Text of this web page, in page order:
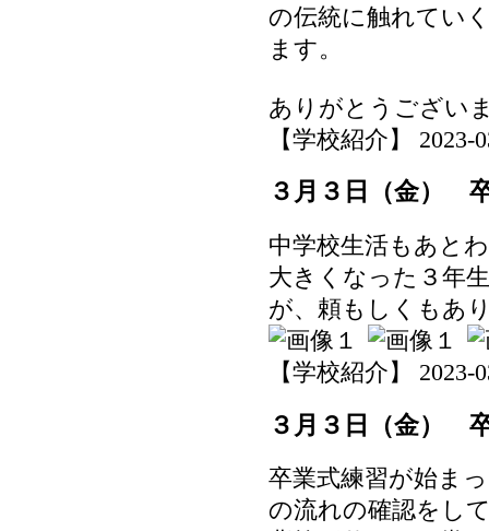
の伝統に触れてい
ます。
ありがとうござい
【学校紹介】 2023-
３月３日（金）
中学校生活もあと
大きくなった３年
が、頼もしくもあ
【学校紹介】 2023-
３月３日（金）
卒業式練習が始ま
の流れの確認をし